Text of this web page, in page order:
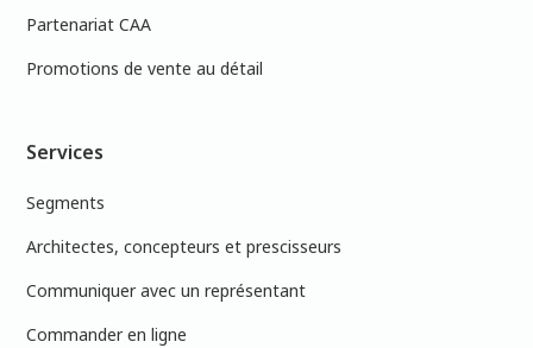
Partenariat CAA
Promotions de vente au détail
Services
Segments
Architectes, concepteurs et prescisseurs
Communiquer avec un représentant
Commander en ligne